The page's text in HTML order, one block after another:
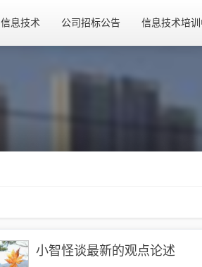
信息技术 公司招标公告 信息技术培
小智怪谈最新的观点论述